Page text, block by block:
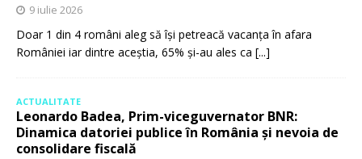
9 iulie 2026
Doar 1 din 4 români aleg să își petreacă vacanța în afara
României iar dintre aceștia, 65% și-au ales ca [...]
ACTUALITATE
Leonardo Badea, Prim-viceguvernator BNR:
Dinamica datoriei publice în România și nevoia de
consolidare fiscală